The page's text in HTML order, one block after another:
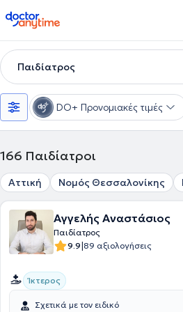
doctoranytime
Παιδίατρος
DO+ Προνομιακές τιμές
166 Παιδίατροι
Αττική Νομός Θεσσαλονίκης
Αγγελής Αναστάσιος
Παιδίατρος
9.9|89 αξιολογήσεις
Ίκτερος
Σχετικά με τον ειδικό